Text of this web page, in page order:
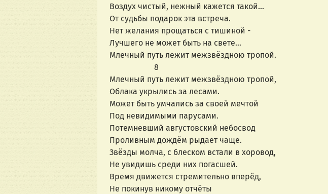
Воздух чистый, нежный кажется такой...
От судьбы подарок эта встреча.
Нет желания прощаться с тишиной -
Лучшего не может быть на свете...
Млечный путь лежит межзвёздною тропой.
                      8
Млечный путь лежит межзвёздною тропой,
Облака укрылись за лесами.
Может быть умчались за своей мечтой
Под невидимыми парусами.
Потемневший августовский небосвод
Проливным дождём рыдает чаще.
Звёзды молча, с блеском встали в хоровод,
Не увидишь среди них погасшей.
Время движется стремительно вперёд,
Не покинув никому отчёты